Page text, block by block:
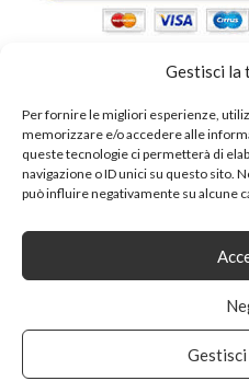
Gestisci la
Per fornire le migliori esperienze,
memorizzare e/o accedere alle
queste tecnologie ci permetterà di
navigazione o ID unici su questo sito.
può influire negativamente su alcune
Tags: futon